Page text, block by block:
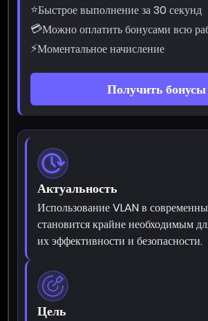
⭐Быстрое выполнение за 30 секунд
💳Можно оплатить бонусами всю
⚡Моментальное начисление
Получить бонусы
Актуальность
Использование VLAN в
становится крайне необходимым
их эффективности и безопасности.
Цель